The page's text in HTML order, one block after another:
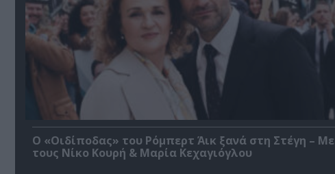
O «Οιδίποδας» του Ρόμπερτ Άικ ξανά στη Στέγη – Με
τους Νίκο Κουρή & Μαρία Κεχαγιόγλου